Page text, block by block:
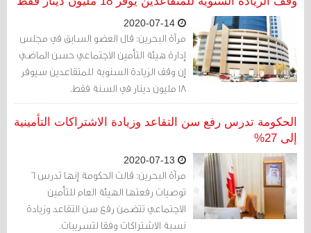
مرآة البحرين: قال العضو السابق في مجلس
إدارة هيئة التأمين الاجتماعي حسن الماضي
إن وقف الزيادة السنوية للمتقاعدين سيوفر
18 مليون دينار في السنة فقط.
الحكومة تدرس رفع سن التقاعد وزيادة الاشتراكات التأمينية
إلى 27%
مرآة البحرين: قالت الحكومة إنها تدرس 6
توصيات رفعتها الهيئة العام للتأمين
الاجتماعي تتضمن رفع سن التقاعد وزيادة
نسبة الاشتراكات وفقا لتسريبات.